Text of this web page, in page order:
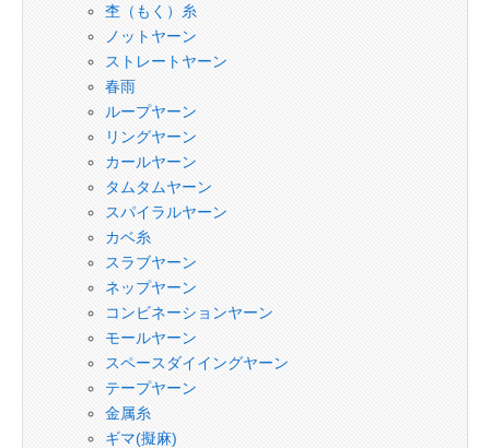
杢（もく）糸
ノットヤーン
ストレートヤーン
春雨
ループヤーン
リングヤーン
カールヤーン
タムタムヤーン
スパイラルヤーン
カベ糸
スラブヤーン
ネップヤーン
コンビネーションヤーン
モールヤーン
スペースダイイングヤーン
テープヤーン
金属糸
ギマ(擬麻)